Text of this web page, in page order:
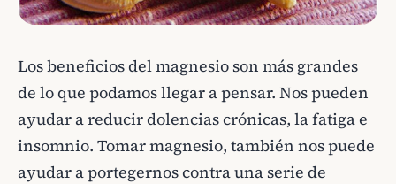
Los beneficios del magnesio son más grandes
de lo que podamos llegar a pensar. Nos pueden
ayudar a reducir dolencias crónicas, la fatiga e
insomnio. Tomar magnesio, también nos puede
ayudar a portegernos contra una serie de